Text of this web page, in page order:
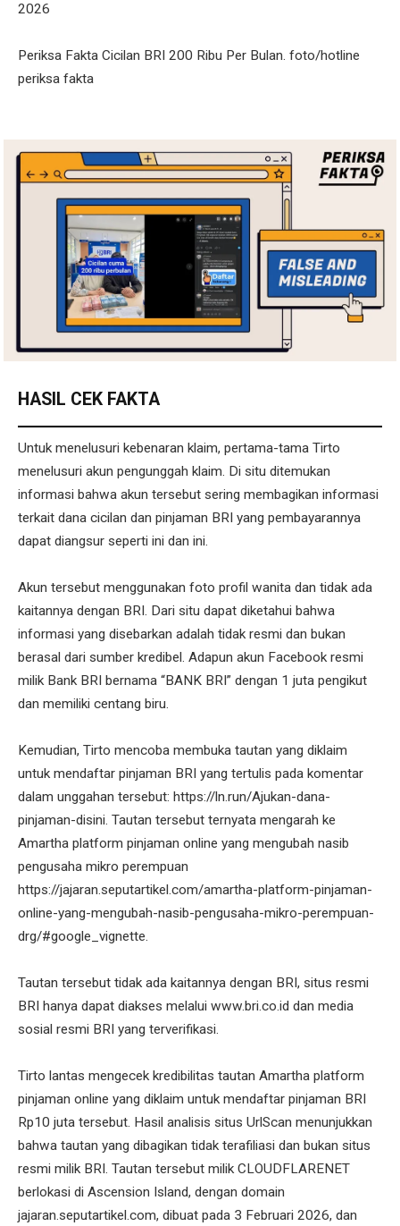
2026
Periksa Fakta Cicilan BRI 200 Ribu Per Bulan. foto/hotline
periksa fakta
HASIL CEK FAKTA
Untuk menelusuri kebenaran klaim, pertama-tama Tirto
menelusuri akun pengunggah klaim. Di situ ditemukan
informasi bahwa akun tersebut sering membagikan informasi
terkait dana cicilan dan pinjaman BRI yang pembayarannya
dapat diangsur seperti ini dan ini.
Akun tersebut menggunakan foto profil wanita dan tidak ada
kaitannya dengan BRI. Dari situ dapat diketahui bahwa
informasi yang disebarkan adalah tidak resmi dan bukan
berasal dari sumber kredibel. Adapun akun Facebook resmi
milik Bank BRI bernama “BANK BRI” dengan 1 juta pengikut
dan memiliki centang biru.
Kemudian, Tirto mencoba membuka tautan yang diklaim
untuk mendaftar pinjaman BRI yang tertulis pada komentar
dalam unggahan tersebut: https://ln.run/Ajukan-dana-
pinjaman-disini. Tautan tersebut ternyata mengarah ke
Amartha platform pinjaman online yang mengubah nasib
pengusaha mikro perempuan
https://jajaran.seputartikel.com/amartha-platform-pinjaman-
online-yang-mengubah-nasib-pengusaha-mikro-perempuan-
drg/#google_vignette.
Tautan tersebut tidak ada kaitannya dengan BRI, situs resmi
BRI hanya dapat diakses melalui www.bri.co.id dan media
sosial resmi BRI yang terverifikasi.
Tirto lantas mengecek kredibilitas tautan Amartha platform
pinjaman online yang diklaim untuk mendaftar pinjaman BRI
Rp10 juta tersebut. Hasil analisis situs UrlScan menunjukkan
bahwa tautan yang dibagikan tidak terafiliasi dan bukan situs
resmi milik BRI. Tautan tersebut milik CLOUDFLARENET
berlokasi di Ascension Island, dengan domain
jajaran.seputartikel.com, dibuat pada 3 Februari 2026, dan